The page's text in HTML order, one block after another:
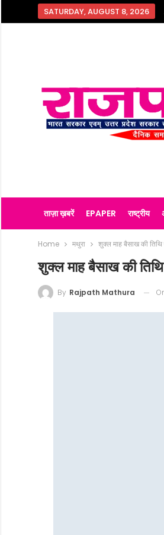
SATURDAY, AUGUST 8, 2026
ताज़ा ख़बरें EPAPER राष्ट्रीय
Home मथुरा शुक्ल माह बैसाख की तिथि
शुक्ल माह बैसाख की तिथि
By Rajpath Mathura